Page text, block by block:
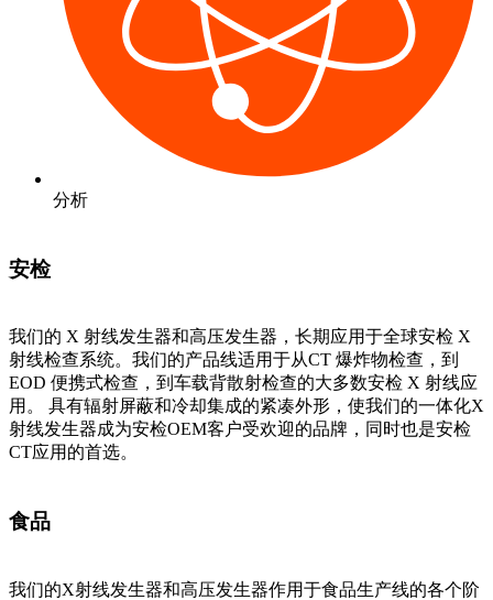
分析
安检
我们的 X 射线发生器和高压发生器，长期应用于全球安检 X
射线检查系统。我们的产品线适用于从CT 爆炸物检查，到
EOD 便携式检查，到车载背散射检查的大多数安检 X 射线应
用。 具有辐射屏蔽和冷却集成的紧凑外形，使我们的一体化X
射线发生器成为安检OEM客户受欢迎的品牌，同时也是安检
CT应用的首选。
食品
我们的X射线发生器和高压发生器作用于食品生产线的各个阶